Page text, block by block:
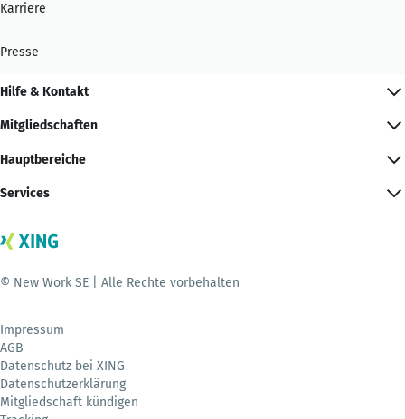
Karriere
Presse
Hilfe & Kontakt
Mitgliedschaften
Hauptbereiche
Services
© New Work SE | Alle Rechte vorbehalten
Impressum
AGB
Datenschutz bei XING
Datenschutzerklärung
Mitgliedschaft kündigen